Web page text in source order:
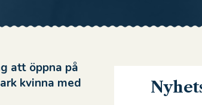
att öppna på
kvinna med